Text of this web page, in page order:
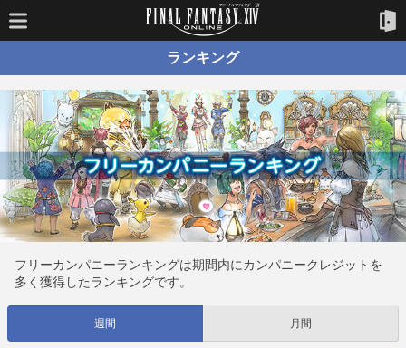
ランキング
フリーカンパニーランキングは期間内にカンパニークレジットを
多く獲得したランキングです。
週間 月間